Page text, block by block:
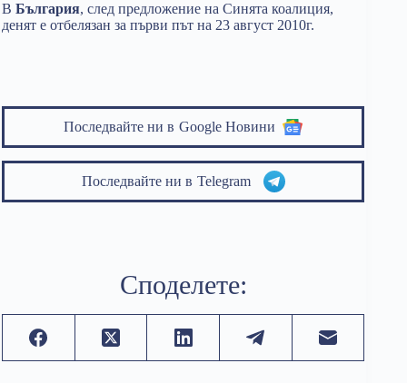
В България, след предложение на Синята коалиция,
денят е отбелязан за първи път на 23 август 2010г.
Последвайте ни в Google Новини
Последвайте ни в Telegram
Споделете: